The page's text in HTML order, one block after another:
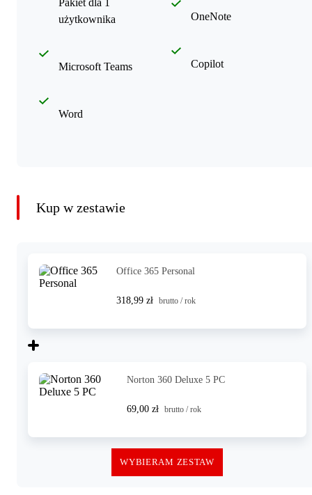
użytkownika
Microsoft Teams
Word
OneNote
Copilot
Kup w zestawie
Office 365 Personal
318,99 zł brutto / rok
Norton 360 Deluxe 5 PC
69,00 zł brutto / rok
WYBIERAM ZESTAW